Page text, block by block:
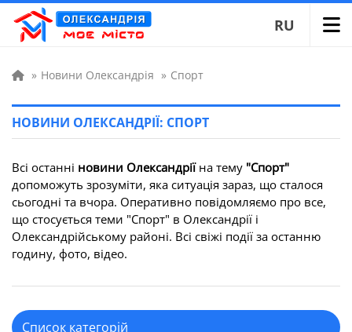
RU
» Новини Олександрія » Спорт
НОВИНИ ОЛЕКСАНДРІЇ: СПОРТ
Всі останні новини Олександріїна тему "Спорт"
допоможуть зрозуміти, яка ситуація зараз, що сталося
сьогодні та вчора. Оперативно повідомляємо про все,
що стосується теми "Спорт" в Олександрії і
Олександрійському районі. Всі свіжі події за останню
годину, фото, відео.